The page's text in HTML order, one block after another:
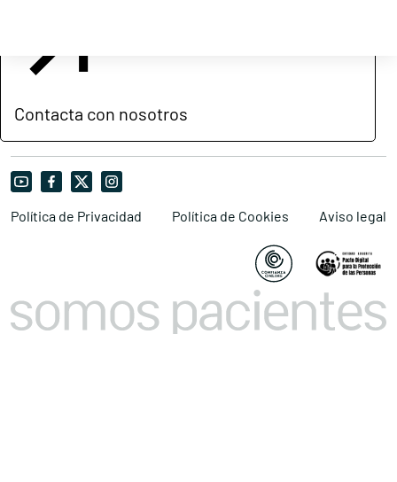
Contacta con nosotros
Política de Privacidad Política de Cookies Aviso legal